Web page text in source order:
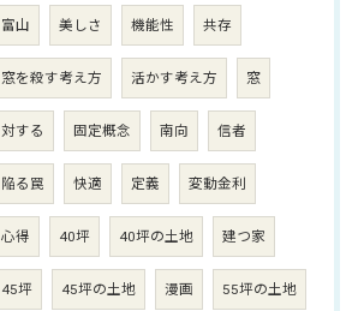
富山 美しさ 機能性 共存
窓を殺す考え方 活かす考え方 窓
対する 固定概念 南向 信者
陥る罠 快適 定義 変動金利
心得 40坪 40坪の土地 建つ家
45坪 45坪の土地 漫画 55坪の土地